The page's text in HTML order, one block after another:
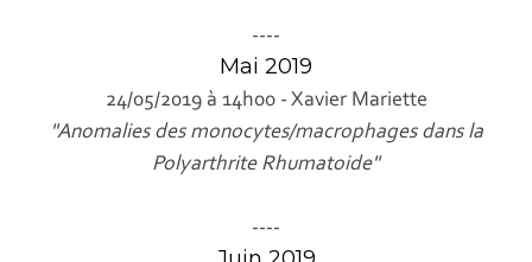
----
Mai 2019
24/05/2019 à 14h00 - Xavier Mariette
"Anomalies des monocytes/macrophages dans la
Polyarthrite Rhumatoide"
----